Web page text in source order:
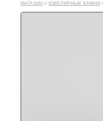
МАГАЗИН // ЮВЕЛИРНЫЕ КАМНИ